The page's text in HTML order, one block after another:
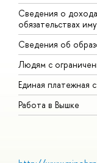
Сведения о
обязательствах
Сведения об
Людям с
Единая платежная
Работа в Вышке